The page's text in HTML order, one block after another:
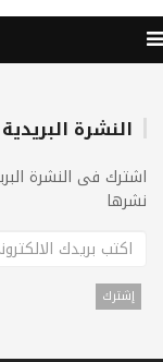
النشرة البريدية
اشترك فى النشرة
نشرها